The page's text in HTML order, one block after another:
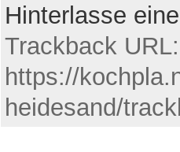
Hinterlasse
Trackback URL:
https://
heidesand/